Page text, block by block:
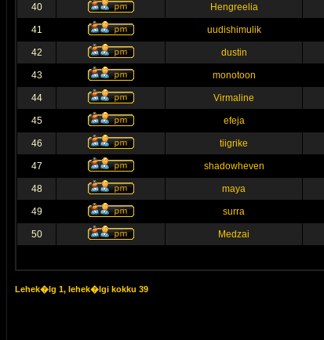
40 Hengreelia
41 uudishimulik
42 dustin
43 monotoon
44 Virmaline
45 efeja
46 tiigrike
47 shadowheven
48 maya
49 surra
50 Medzai
Lehek�lg 1, lehek�lgi kokku 39